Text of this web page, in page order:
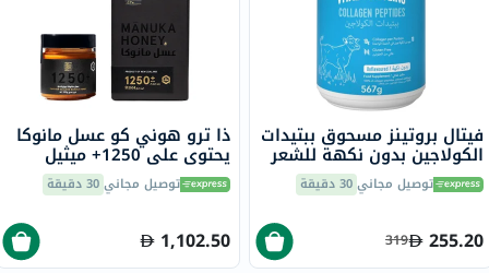
فيتال بروتينز مسحوق ببتيدات
الكولاجين بدون نكهة للشعر
والبشرة والأظافر 567 جرام
توصيل مجاني30 دقيقة
255.20
319
ذا ترو هوني كو عسل مانوكا
يحتوي على 1250+ ميثيل
غليوكسال و26+ عامل مانوكا
الفريد 250 جرامتوصيل مجاني30 دقيقة
1,102.50